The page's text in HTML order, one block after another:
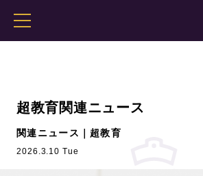
超教育関連ニュース
関連ニュース｜超教育
2026.3.10 Tue